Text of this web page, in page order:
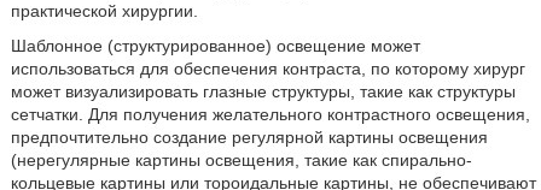
практической хирургии.
Шаблонное (структурированное) освещение может
использоваться для обеспечения контраста, по которому хирург
может визуализировать глазные структуры, такие как структуры
сетчатки. Для получения желательного контрастного освещения,
предпочтительно создание регулярной картины освещения
(нерегулярные картины освещения, такие как спирально-
кольцевые картины или тороидальные картины, не обеспечивают